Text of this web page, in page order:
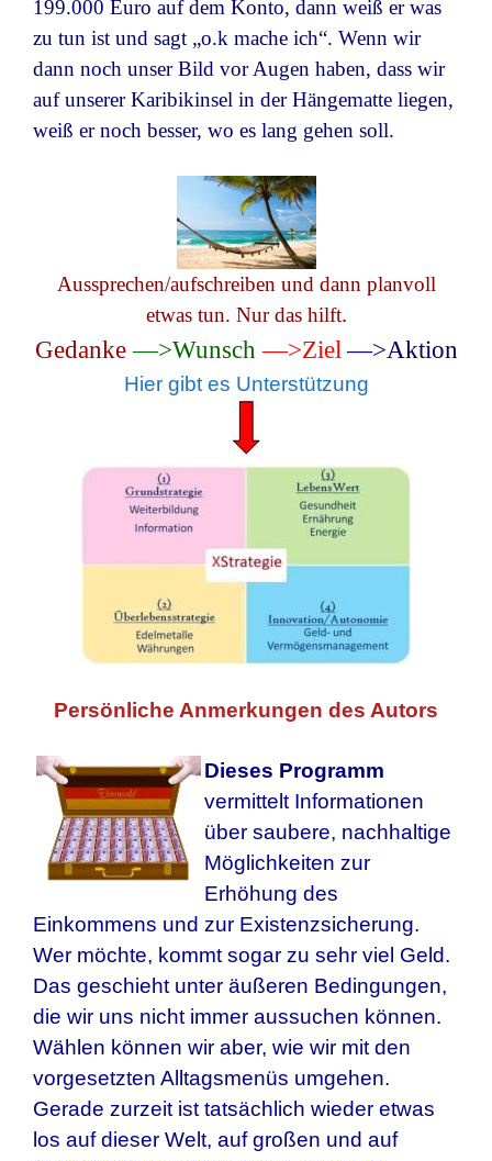
199.000 Euro auf dem Konto, dann weiß er was
zu tun ist und sagt „o.k mache ich“. Wenn wir
dann noch unser Bild vor Augen haben, dass wir
auf unserer Karibikinsel in der Hängematte liegen,
weiß er noch besser, wo es lang gehen soll.
Aussprechen/aufschreiben und dann planvoll
etwas tun. Nur das hilft.
Gedanke—>Wunsch —>Ziel —>Aktion
Hier gibt es Unterstützung
Persönliche Anmerkungen des Autors
Dieses Programm
vermittelt Informationen
über saubere, nachhaltige
Möglichkeiten zur
Erhöhung des
Einkommens und zur Existenzsicherung.
Wer möchte, kommt sogar zu sehr viel Geld.
Das geschieht unter äußeren Bedingungen,
die wir uns nicht immer aussuchen können.
Wählen können wir aber, wie wir mit den
vorgesetzten Alltagsmenüs umgehen.
Gerade zurzeit ist tatsächlich wieder etwas
los auf dieser Welt, auf großen und auf